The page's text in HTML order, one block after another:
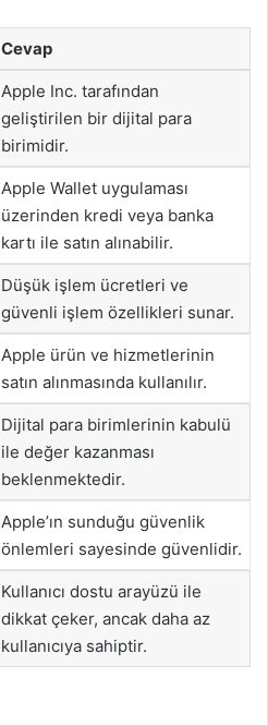
Cevap
Apple Inc. tarafından
geliştirilen bir dijital para
birimidir.
Apple Wallet uygulaması
üzerinden kredi veya banka
kartı ile satın alınabilir.
Düşük işlem ücretleri ve
güvenli işlem özellikleri sunar.
Apple ürün ve hizmetlerinin
satın alınmasında kullanılır.
Dijital para birimlerinin kabulü
ile değer kazanması
beklenmektedir.
Apple’ın sunduğu güvenlik
önlemleri sayesinde güvenlidir.
Kullanıcı dostu arayüzü ile
dikkat çeker, ancak daha az
kullanıcıya sahiptir.